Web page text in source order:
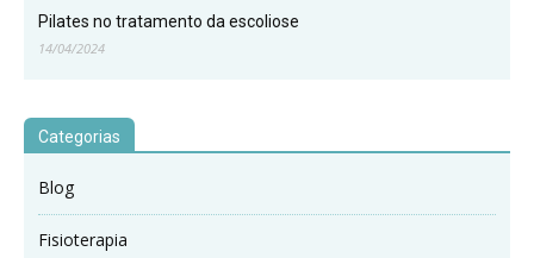
Pilates no tratamento da escoliose
14/04/2024
Categorias
Blog
Fisioterapia